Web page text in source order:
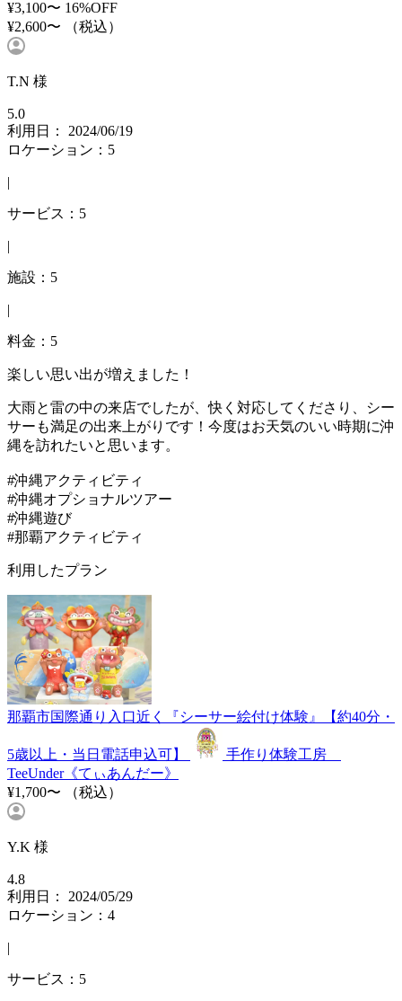
¥3,100〜 16%OFF
¥2,600〜
（税込）
T.N 様
5.0
利用日： 2024/06/19
ロケーション：5
|
サービス：5
|
施設：5
|
料金：5
楽しい思い出が増えました！
大雨と雷の中の来店でしたが、快く対応してくださり、シー
サーも満足の出来上がりです！今度はお天気のいい時期に沖
縄を訪れたいと思います。
#沖縄アクティビティ
#沖縄オプショナルツアー
#沖縄遊び
#那覇アクティビティ
利用したプラン
那覇市国際通り入口近く『シーサー絵付け体験』【約40分・
5歳以上・当日電話申込可】
手作り体験工房
TeeUnder《てぃあんだー》
¥1,700〜
（税込）
Y.K 様
4.8
利用日： 2024/05/29
ロケーション：4
|
サービス：5